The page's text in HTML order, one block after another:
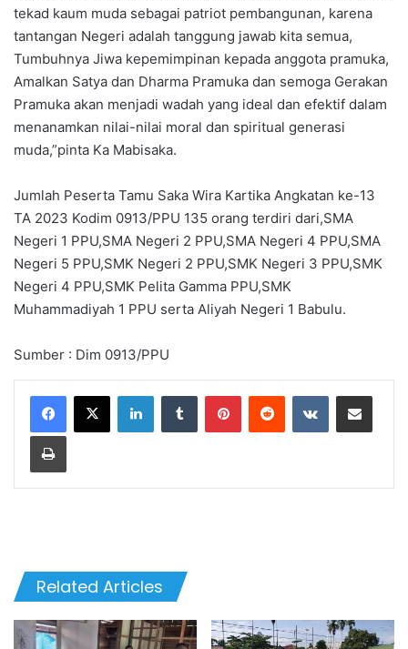
tekad kaum muda sebagai patriot pembangunan, karena
tantangan Negeri adalah tanggung jawab kita semua,
Tumbuhnya Jiwa kepemimpinan kepada anggota pramuka,
Amalkan Satya dan Dharma Pramuka dan semoga Gerakan
Pramuka akan menjadi wadah yang ideal dan efektif dalam
menanamkan nilai-nilai moral dan spiritual generasi
muda,”pinta Ka Mabisaka.
Jumlah Peserta Tamu Saka Wira Kartika Angkatan ke-13
TA 2023 Kodim 0913/PPU 135 orang terdiri dari,SMA
Negeri 1 PPU,SMA Negeri 2 PPU,SMA Negeri 4 PPU,SMA
Negeri 5 PPU,SMK Negeri 2 PPU,SMK Negeri 3 PPU,SMK
Negeri 4 PPU,SMK Pelita Gamma PPU,SMK
Muhammadiyah 1 PPU serta Aliyah Negeri 1 Babulu.
Sumber : Dim 0913/PPU
Related Articles